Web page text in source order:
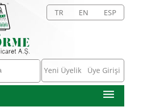
TR EN ESP
Yeni Üyelik Üye Girişi